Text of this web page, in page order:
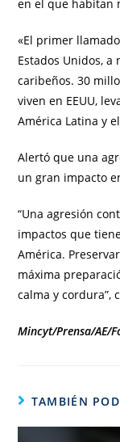
en el que habitan
«El primer
Estados Unidos,
caribeños. 30
viven en EEUU,
América Latina y
Alertó que una
un gran impacto
“Una agresión
impactos que
América.
máxima
calma y cordura”,
Mincyt/Prensa/AE/
TAMBIÉN